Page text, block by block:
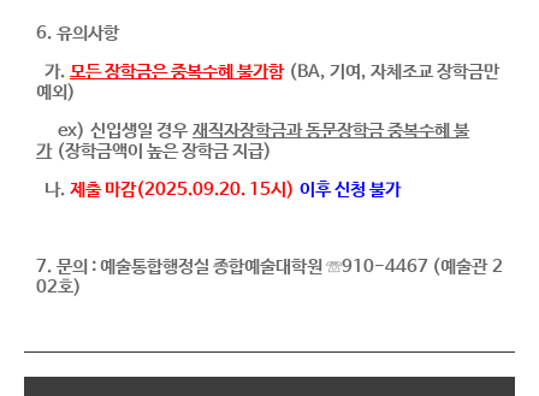
6. 유의사항
가. 모든 장학금은 중복수혜 불가함(BA, 기여, 자체조교 장학금만
예외)
ex) 신입생일 경우 재직자장학금과 동문장학금 중복수혜 불
가(장학금액이 높은 장학금 지급)
나. 제출 마감(2025.09.20. 15시) 이후 신청 불가
7. 문의 : 예술통합행정실 종합예술대학원 ☏910-4467 (예술관 2
02호)